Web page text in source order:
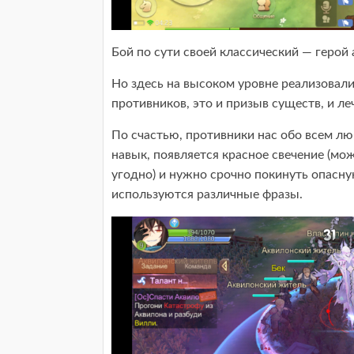
Бой по сути своей классический —
Но здесь на высоком уровне
противников, это и призыв существ, и
По счастью, противники нас обо всем
навык, появляется красное свечение
угодно) и нужно срочно покинуть
используются различные фразы.